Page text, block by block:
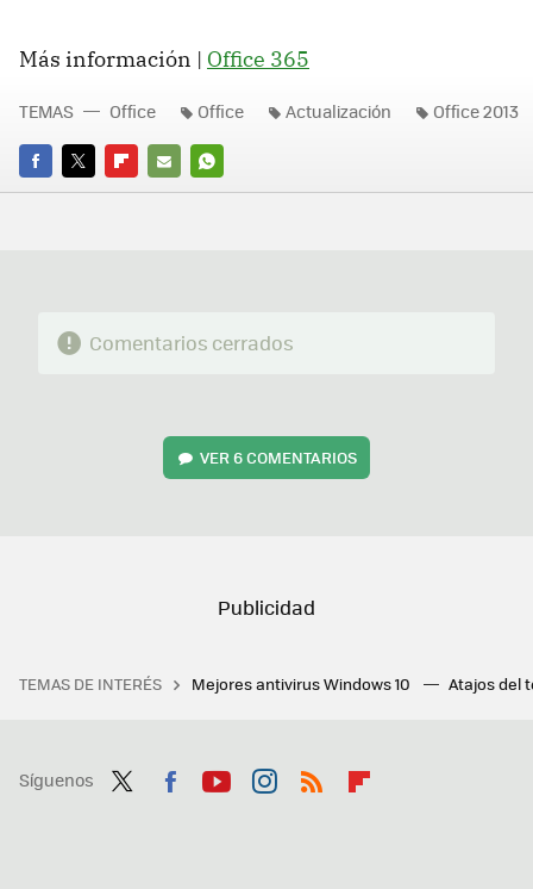
Más información | Office 365
FACEBOOK
TWITTERFLIPBOARD
E-
WHATSAPP
TEMAS Office Office Actualización Office 2013
Comentarios cerrados
VER6 COMENTARIOS
TEMAS DE INTERÉS Mejores antivirus Windows 10 Atajos del
Síguenos